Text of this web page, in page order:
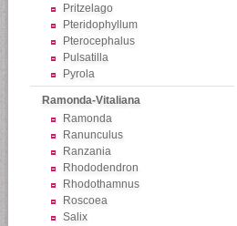
Pritzelago
Pteridophyllum
Pterocephalus
Pulsatilla
Pyrola
Ramonda-Vitaliana
Ramonda
Ranunculus
Ranzania
Rhododendron
Rhodothamnus
Roscoea
Salix